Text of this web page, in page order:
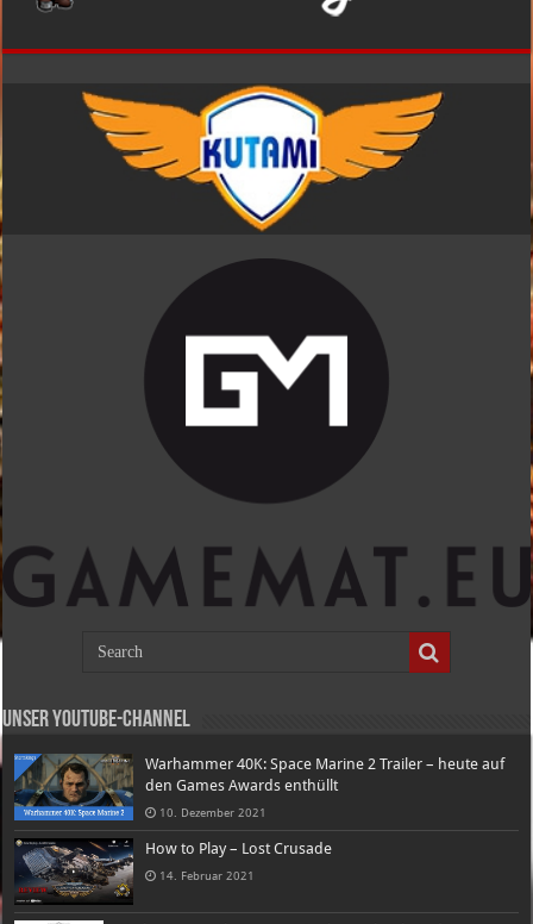
Unser Youtube-Channel
Warhammer 40K: Space Marine 2 Trailer – heute auf
den Games Awards enthüllt
10. Dezember 2021
How to Play – Lost Crusade
14. Februar 2021